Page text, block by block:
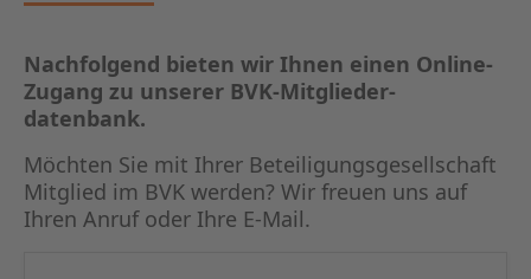
Nachfolgend bieten wir Ihnen einen Online-
Zugang zu unserer BVK-Mitglieder­
datenbank.
Möchten Sie mit Ihrer Beteiligungs­gesellschaft
Mitglied im BVK werden? Wir freuen uns auf
Ihren Anruf oder Ihre E-Mail.